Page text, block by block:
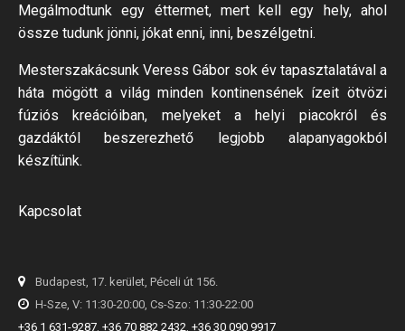
Megálmodtunk egy éttermet, mert kell egy hely, ahol
össze tudunk jönni, jókat enni, inni, beszélgetni.
Mesterszakácsunk Veress Gábor sok év tapasztalatával a
háta mögött a világ minden kontinensének ízeit ötvözi
fúziós kreációiban, melyeket a helyi piacokról és
gazdáktól beszerezhető legjobb alapanyagokból
készítünk.
Kapcsolat
Budapest, 17. kerület, Péceli út 156.
H-Sze, V: 11:30-20:00, Cs-Szo: 11:30-22:00
+36 1 631-9287 +36 70 882 2432 +36 30 090 9917